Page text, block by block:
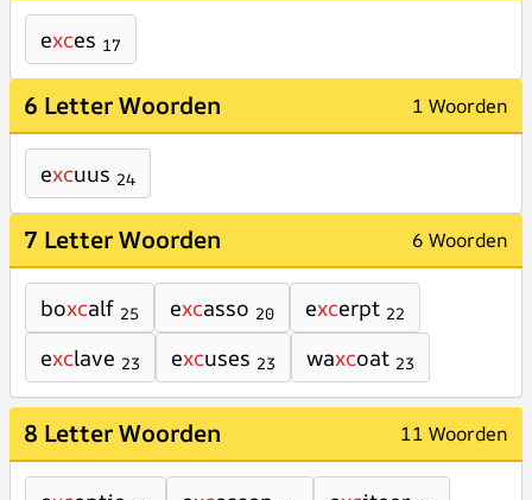
exces 17
6 Letter Woorden 1 Woorden
excuus 24
7 Letter Woorden 6 Woorden
boxcalf 25 excasso 20 excerpt 22
exclave 23 excuses 23 waxcoat 23
8 Letter Woorden 11 Woorden